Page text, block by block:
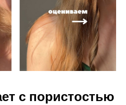
с пористостью